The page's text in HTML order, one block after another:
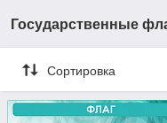
Государственные
Сортировка